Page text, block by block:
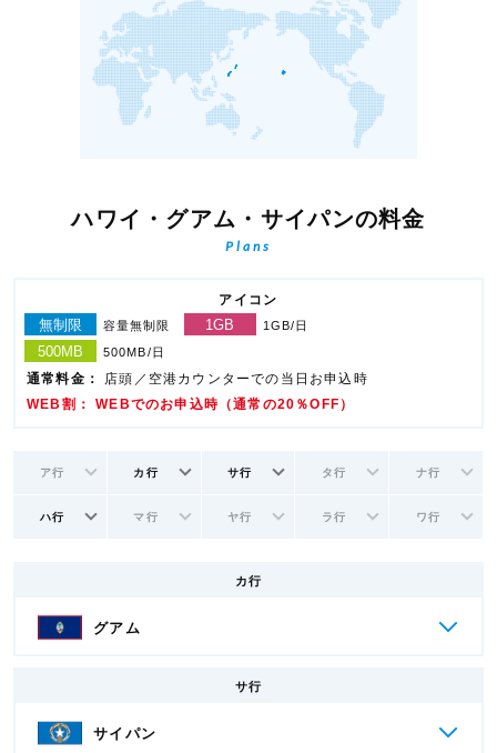
ハワイ・グアム・サイパンの料金
Plans
アイコン
無制限 容量無制限 1GB 1GB/日
500MB 500MB/日
通常料金：
店頭／空港カウンターでの当日お申込時
WEB割： WEBでのお申込時（通常の20％OFF）
ア行 カ行 サ行 タ行 ナ行
ハ行 マ行 ヤ行 ラ行 ワ行
カ行
グアム
サ行
サイパン